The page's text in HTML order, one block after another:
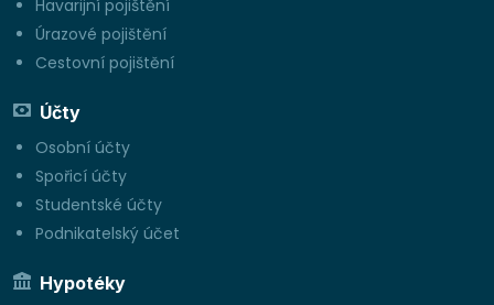
Havarijní pojištění
Úrazové pojištění
Cestovní pojištění
Účty
Osobní účty
Spořicí účty
Studentské účty
Podnikatelský účet
Hypotéky